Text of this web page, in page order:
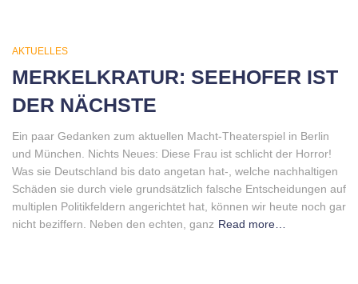
AKTUELLES
MERKELKRATUR: SEEHOFER IST
DER NÄCHSTE
Ein paar Gedanken zum aktuellen Macht-Theaterspiel in Berlin
und München. Nichts Neues: Diese Frau ist schlicht der Horror!
Was sie Deutschland bis dato angetan hat-, welche nachhaltigen
Schäden sie durch viele grundsätzlich falsche Entscheidungen auf
multiplen Politikfeldern angerichtet hat, können wir heute noch gar
nicht beziffern. Neben den echten, ganz Read more…